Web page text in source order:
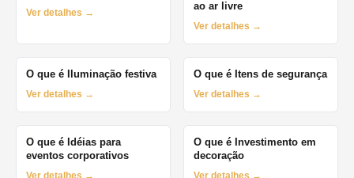
Ver detalhes →
ao ar livre
Ver detalhes →
O que é Iluminação festiva
Ver detalhes →
O que é Itens de segurança
Ver detalhes →
O que é Idéias para
eventos corporativos
O que é Investimento em
decoração